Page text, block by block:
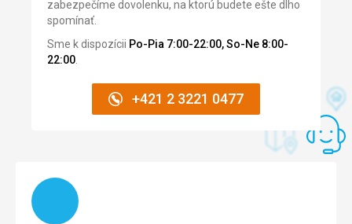
zabezpečíme dovolenku, na ktorú budete ešte dlho
spomínať.
Sme k dispozícii Po-Pia 7:00-22:00, So-Ne 8:00-
22:00
+421 2 3221 0477
Načítam